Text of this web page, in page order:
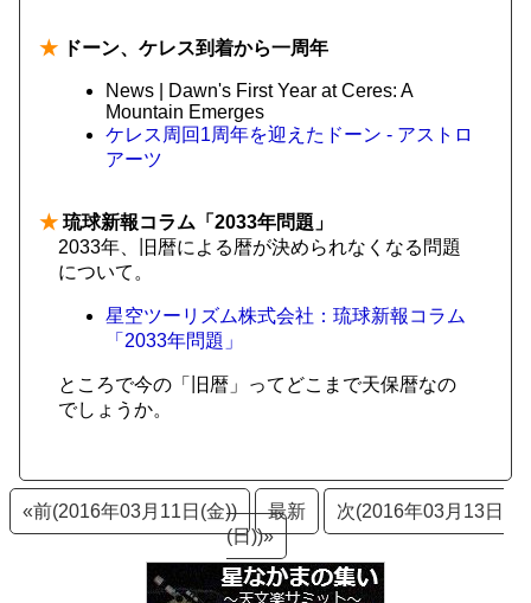
★ ドーン、ケレス到着から一周年
News | Dawn's First Year at Ceres: A
Mountain Emerges
ケレス周回1周年を迎えたドーン - アストロ
アーツ
★ 琉球新報コラム「2033年問題」
2033年、旧暦による暦が決められなくなる問題
について。
星空ツーリズム株式会社：琉球新報コラム
「2033年問題」
ところで今の「旧暦」ってどこまで天保暦なの
でしょうか。
«前(2016年03月11日(金)) 最新
次(2016年03月13日
(日))»